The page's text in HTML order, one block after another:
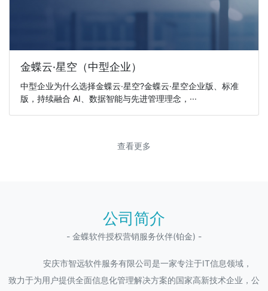
金蝶云·星空（中型企业）
中型企业为什么选择金蝶云·星空?金蝶云·星空企业版、标准
版，持续融合 AI、数据智能与先进管理理念，···
查看更多
公司简介
- 金蝶软件授权营销服务伙伴(铂金) -
安庆市智远软件服务有限公司是一家专注于IT信息领域，
致力于为用户提供全面信息化管理解决方案的国家高新技术企业，公